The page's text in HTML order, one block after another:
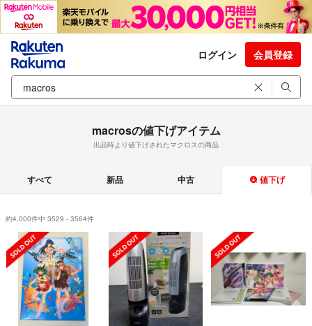
ログイン 会員登録
macrosの値下げアイテム
出品時より値下げされたマクロスの商品
すべて 新品 中古 値下げ
約4,000件中 3529 - 3564件